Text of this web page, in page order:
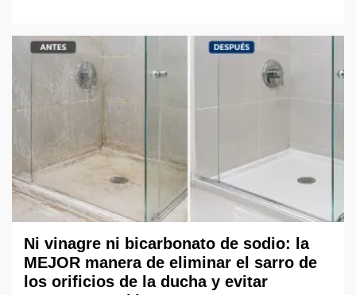
Ni vinagre ni bicarbonato de sodio: la
MEJOR manera de eliminar el sarro de
los orificios de la ducha y evitar